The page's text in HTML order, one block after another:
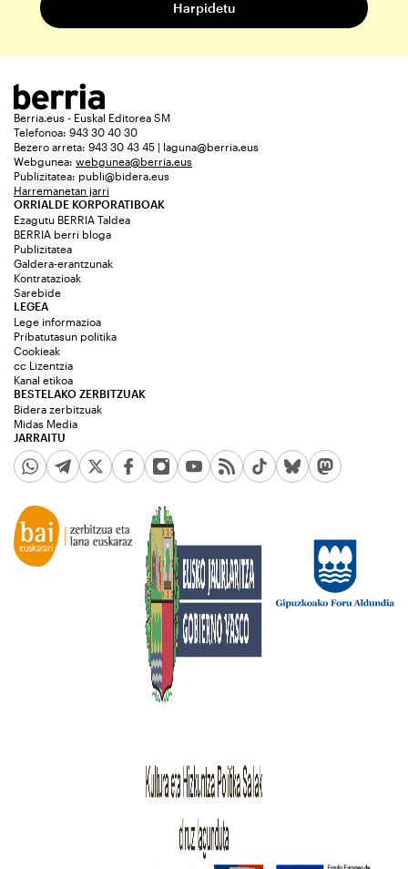
Berria.eus - Euskal Editorea SM
Telefonoa: 943 30 40 30
Bezero arreta: 943 30 43 45 | laguna@berria.eus
Webgunea: webgunea@berria.eus
Publizitatea: publi@bidera.eus
Harremanetan jarri
ORRIALDE KORPORATIBOAK
Ezagutu BERRIA Taldea
BERRIA berri bloga
Publizitatea
Galdera-erantzunak
Kontratazioak
Sarebide
JARRAITU
LEGEA
Lege informazioa
Pribatutasun politika
Cookieak
cc Lizentzia
Kanal etikoa
BESTELAKO ZERBITZUAK
Bidera zerbitzuak
Midas Media